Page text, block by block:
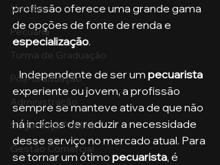
Vendas
Pecuária
Turma de Graduação
Pós-Graduação
Administração
Segurança Publica
Gestão Comercial
profissão oferece uma grande gama
de opções de fonte de renda e
especialização.
   Independente de ser um
pecuarista
experiente ou jovem, a profissão
sempre se manteve ativa de que não
há indícios de reduzir a necessidade
desse serviço no mercado atual. Para
se tornar um ótimo pecuarista, é